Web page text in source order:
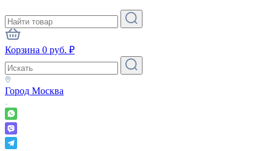
Корзина 0 руб. ₽
Город Москва